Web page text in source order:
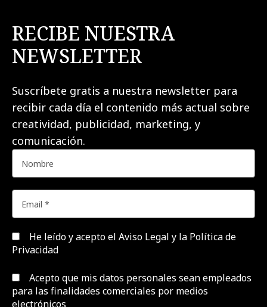
RECIBE NUESTRA
NEWSLETTER
Suscríbete gratis a nuestra newsletter para
recibir cada día el contenido más actual sobre
creatividad, publicidad, marketing, y
comunicación.
He leído y acepto el Aviso Legal y la Política de
Privacidad
Acepto que mis datos personales sean empleados
para las finalidades comerciales por medios
electrónicos